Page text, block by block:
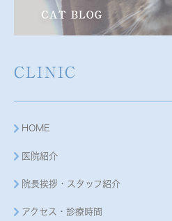
CLINIC
HOME
医院紹介
院長挨拶・スタッフ紹介
アクセス・診療時間